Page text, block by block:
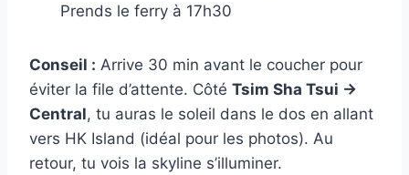
Prends le ferry à 17h30
Conseil : Arrive 30 min avant le coucher pour
éviter la file d’attente. Côté Tsim Sha Tsui →
Central, tu auras le soleil dans le dos en allant
vers HK Island (idéal pour les photos). Au
retour, tu vois la skyline s’illuminer.